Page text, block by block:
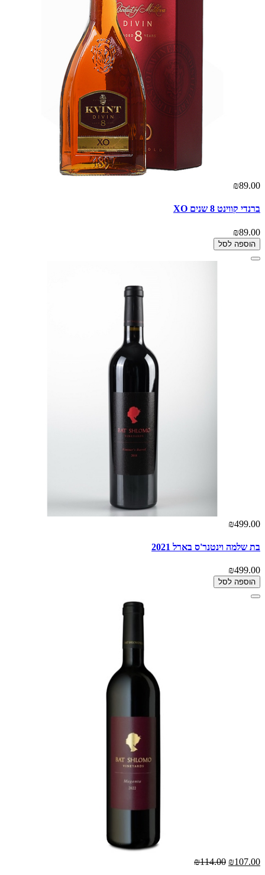
₪89.00
ברנדי קווינט 8 שנים XO
₪89.00
הוספה לסל
₪499.00
בת שלמה וינטנר'ס בארל 2021
₪499.00
הוספה לסל
₪107.00
₪114.00